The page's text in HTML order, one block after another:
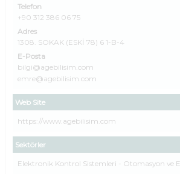
Telefon
+90 312 386 06 75
Adres
1308. SOKAK (ESKİ 78) 6 1-B-4
E-Posta
bilgi@agebilisim.com
emre@agebilisim.com
Web Site
https://www.agebilisim.com
Sektörler
Elektronik Kontrol Sistemleri - Otomasyon ve